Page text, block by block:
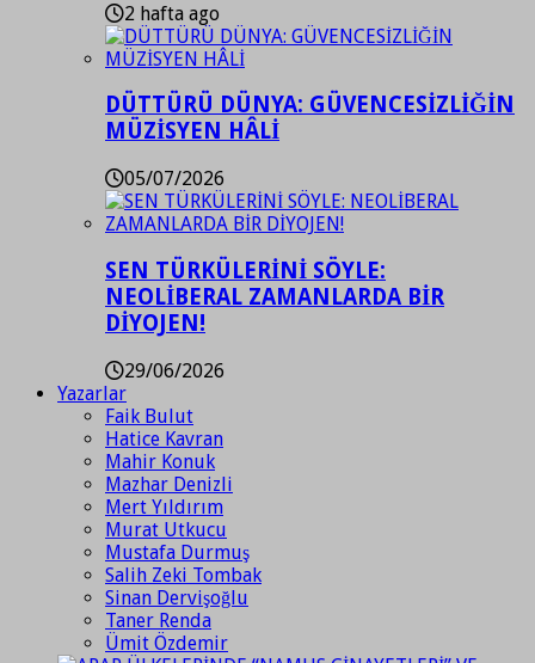
2 hafta ago
DÜTTÜRÜ DÜNYA: GÜVENCESİZLİĞİN
MÜZİSYEN HÂLİ
05/07/2026
SEN TÜRKÜLERİNİ SÖYLE:
NEOLİBERAL ZAMANLARDA BİR
DİYOJEN!
29/06/2026
Yazarlar
Faik Bulut
Hatice Kavran
Mahir Konuk
Mazhar Denizli
Mert Yıldırım
Murat Utkucu
Mustafa Durmuş
Salih Zeki Tombak
Sinan Dervişoğlu
Taner Renda
Ümit Özdemir